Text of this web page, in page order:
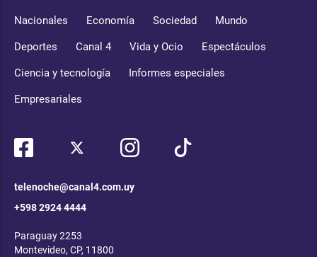
Nacionales Economía Sociedad Mundo
Deportes Canal 4 Vida y Ocio Espectáculos
Ciencia y tecnología Informes especiales
Empresariales
telenoche@canal4.com.uy
+598 2924 4444
Paraguay 2253
Montevideo, CP, 11800